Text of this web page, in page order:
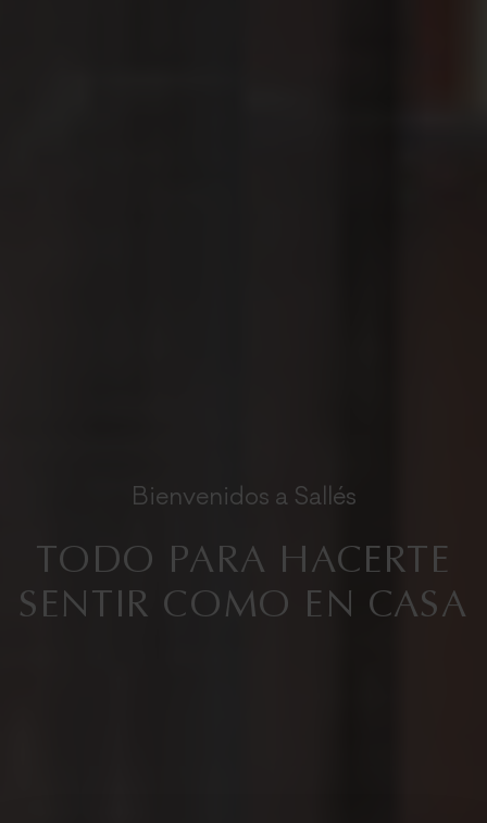
Bienvenidos a Sallés
TODO PARA HACERTE
SENTIR COMO EN CASA